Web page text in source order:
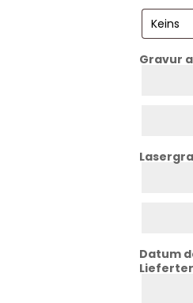
Gravur
Klinge
Datum